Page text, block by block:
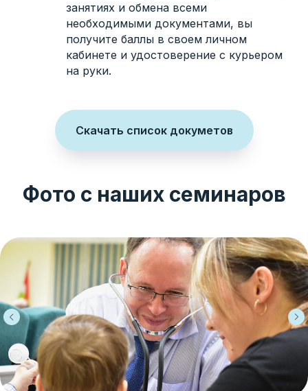
занятиях и обмена всеми
необходимыми документами, вы
получите баллы в своем личном
кабинете и удостоверение с курьером
на руки.
Скачать список докуметов
Фото с наших семинаров